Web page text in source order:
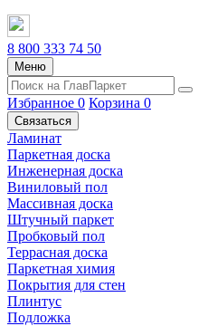
8 800 333 74 50
Меню
Избранное 0 Корзина 0
Связаться
Ламинат
Паркетная доска
Инженерная доска
Виниловый пол
Массивная доска
Штучный паркет
Пробковый пол
Террасная доска
Паркетная химия
Покрытия для стен
Плинтус
Подложка